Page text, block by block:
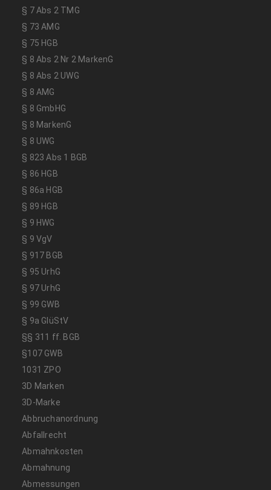
§ 7 Abs 2 TMG
§ 73 AMG
§ 75 HGB
§ 8 Abs 2 Nr 2 MarkenG
§ 8 Abs 2 UWG
§ 8 AMG
§ 8 GmbHG
§ 8 MarkenG
§ 8 UWG
§ 823 Abs 1 BGB
§ 86 HGB
§ 86a HGB
§ 89 HGB
§ 9 HWG
§ 9 VgV
§ 917 BGB
§ 95 UrhG
§ 97 UrhG
§ 99 GWB
§ 9a GlüStV
§§ 311 ff. BGB
§107 GWB
1031 ZPO
3D Marken
3D-Marke
Abbruchanordnung
Abfallrecht
Abmahnkosten
Abmahnung
Abmessungen